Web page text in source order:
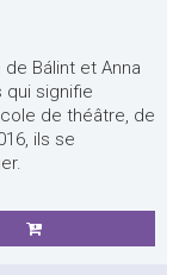
Bálint et Anna
qui signifie
de théâtre, de
ils se